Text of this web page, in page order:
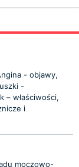
- objawy,
-
– właściwości,
i
moczowo-